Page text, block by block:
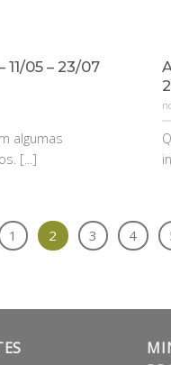
05 – 23/07
algumas
[...]
1 2 3 4